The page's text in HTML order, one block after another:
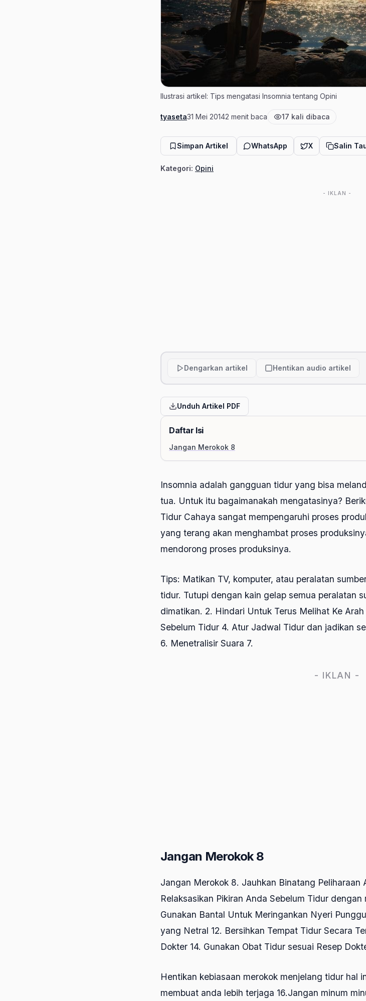
Ilustrasi artikel: Tips mengatasi Insomnia tentang Opini
Penulis
tyasetaTanggal terbit
31 Mei 2014Estimasi waktu baca
2 menit baca Jumlah pembaca
17 kali dibaca
Simpan Artikel WhatsApp X Salin
Kategori: Opini
- IKLAN -
Dengarkan artikel Hentikan audio artikel
Unduh Artikel PDF
Daftar Isi
Jangan Merokok 8
Insomnia adalah gangguan tidur yang bisa
tua. Untuk itu bagaimanakah mengatasinya?
Tidur Cahaya sangat mempengaruhi proses
yang terang akan menghambat proses
mendorong proses produksinya.
Tips: Matikan TV, komputer, atau peralatan
tidur. Tutupi dengan kain gelap semua peralatan
dimatikan. 2. Hindari Untuk Terus Melihat Ke
Sebelum Tidur 4. Atur Jadwal Tidur dan jadikan
6. Menetralisir Suara 7.
- IKLAN -
Jangan Merokok 8
Jangan Merokok 8. Jauhkan Binatang Peliharaan
Relaksasikan Pikiran Anda Sebelum Tidur
Gunakan Bantal Untuk Meringankan Nyeri
yang Netral 12. Bersihkan Tempat Tidur Secara
Dokter 14. Gunakan Obat Tidur sesuai Resep
Hentikan kebiasaan merokok menjelang tidur hal
membuat anda lebih terjaga 16.Jangan minum